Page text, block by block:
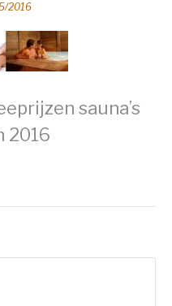
2016
sauna’s
2016